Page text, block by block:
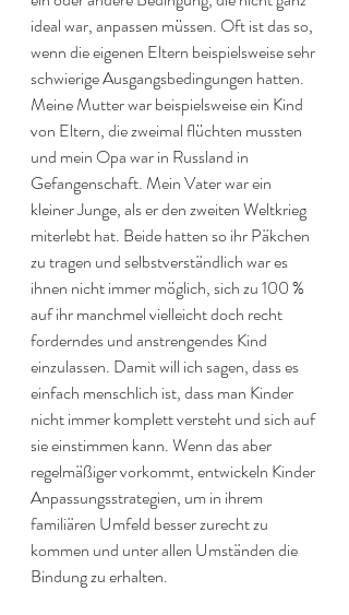
ideal war, anpassen müssen. Oft ist das so,
wenn die eigenen Eltern beispielsweise sehr
schwierige Ausgangsbedingungen hatten.
Meine Mutter war beispielsweise ein Kind
von Eltern, die zweimal flüchten mussten
und mein Opa war in Russland in
Gefangenschaft. Mein Vater war ein
kleiner Junge, als er den zweiten Weltkrieg
miterlebt hat. Beide hatten so ihr Päkchen
zu tragen und selbstverständlich war es
ihnen nicht immer möglich, sich zu 100 %
auf ihr manchmel vielleicht doch recht
forderndes und anstrengendes Kind
einzulassen. Damit will ich sagen, dass es
einfach menschlich ist, dass man Kinder
nicht immer komplett versteht und sich auf
sie einstimmen kann. Wenn das aber
regelmäßiger vorkommt, entwickeln Kinder
Anpassungsstrategien, um in ihrem
familiären Umfeld besser zurecht zu
kommen und unter allen Umständen die
Bindung zu erhalten.